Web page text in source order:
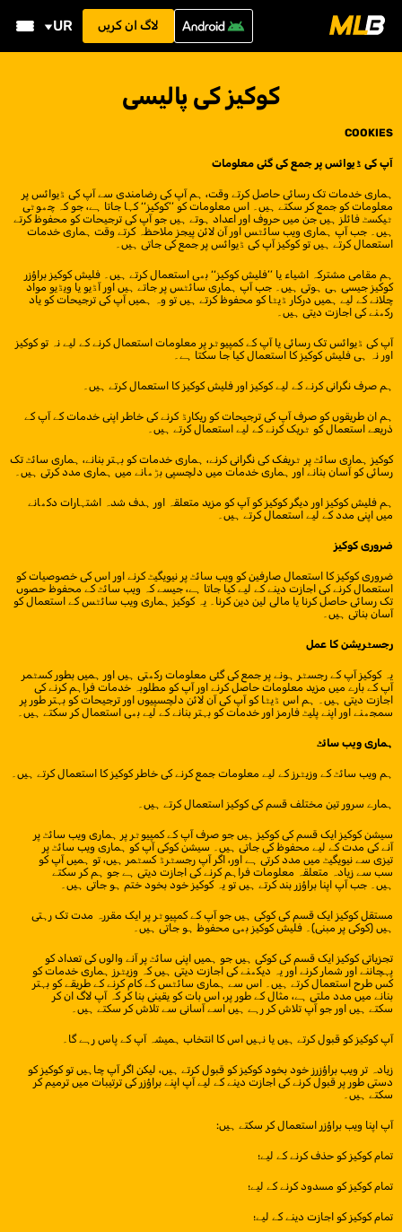
لاگ ان کریں UR
کوکیز کی پالیسی
COOKIES
آپ کی ڈیوائس پر جمع کی گئی معلومات
ہماری خدمات تک رسائی حاصل کرتے وقت، ہم آپ کی رضامندی سے آپ کی ڈیوائس پر
معلومات کو جمع کر سکتے ہیں۔ اس معلومات کو ’’کوکیز‘‘ کہا جاتا ہے، جو کہ چھوٹی
ٹیکسٹ فائلز ہیں جن میں حروف اور اعداد ہوتے ہیں جو آپ کی ترجیحات کو محفوظ کرتے
ہیں۔ جب آپ ہماری ویب سائٹس اور آن لائن پیجز ملاحظہ کرتے وقت ہماری خدمات
استعمال کرتے ہیں تو کوکیز آپ کی ڈیوائس پر جمع کی جاتی ہیں۔
ہم مقامی مشترکہ اشیاء یا ’’فلیش کوکیز‘‘ بھی استعمال کرتے ہیں۔ فلیش کوکیز براؤزر
کوکیز جیسی ہی ہوتی ہیں۔ جب آپ ہماری سائٹس پر جاتے ہیں اور آڈیو یا ویڈیو مواد
چلانے کے لیے ہمیں درکار ڈیٹا کو محفوظ کرتے ہیں تو وہ ہمیں آپ کی ترجیحات کو یاد
رکھنے کی اجازت دیتی ہیں۔
آپ کی ڈیوائس تک رسائی یا آپ کے کمپیوٹر پر معلومات استعمال کرنے کے لیے نہ تو کوکیز
اور نہ ہی فلیش کوکیز کا استعمال کیا جا سکتا ہے۔
ہم صرف نگرانی کرنے کے لیے کوکیز اور فلیش کوکیز کا استعمال کرتے ہیں۔
ہم ان طریقوں کو صرف آپ کی ترجیحات کو ریکارڈ کرنے کی خاطر اپنی خدمات کے آپ کے
ذریعے استعمال کو ٹریک کرنے کے لیے استعمال کرتے ہیں۔
کوکیز ہماری سائٹ پر ٹریفک کی نگرانی کرنے، ہماری خدمات کو بہتر بنانے، ہماری سائٹ تک
رسائی کو آسان بنانے اور ہماری خدمات میں دلچسپی بڑھانے میں ہماری مدد کرتی ہیں۔
ہم فلیش کوکیز اور دیگر کوکیز کو آپ کو مزید متعلقہ اور ہدف شدہ اشتہارات دکھانے
میں اپنی مدد کے لیے استعمال کرتے ہیں۔
ضروری کوکیز
ضروری کوکیز کا استعمال صارفین کو ویب سائٹ پر نیویگیٹ کرنے اور اس کی خصوصیات کو
استعمال کرنے کی اجازت دینے کے لیے کیا جاتا ہے، جیسے کہ ویب سائٹ کے محفوظ حصوں
تک رسائی حاصل کرنا یا مالی لین دین کرنا۔ یہ کوکیز ہماری ویب سائٹس کے استعمال کو
آسان بناتی ہیں۔
رجسٹریشن کا عمل
یہ کوکیز آپ کے رجسٹر ہونے پر جمع کی گئی معلومات رکھتی ہیں اور ہمیں بطور کسٹمر
آپ کے بارے میں مزید معلومات حاصل کرنے اور آپ کو مطلوبہ خدمات فراہم کرنے کی
اجازت دیتی ہیں۔ ہم اس ڈیٹا کو آپ کی آن لائن دلچسپیوں اور ترجیحات کو بہتر طور پر
سمجھنے اور اپنے پلیٹ فارمز اور خدمات کو بہتر بنانے کے لیے بھی استعمال کر سکتے ہیں۔
ہماری ویب سائٹ
ہم ویب سائٹ کے وزیٹرز کے لیے معلومات جمع کرنے کی خاطر کوکیز کا استعمال کرتے ہیں۔
ہمارے سرور تین مختلف قسم کی کوکیز استعمال کرتے ہیں۔
سیشن کوکیز ایک قسم کی کوکیز ہیں جو صرف آپ کے کمپیوٹر پر ہماری ویب سائٹ پر
آنے کی مدت کے لیے محفوظ کی جاتی ہیں۔ سیشن کوکی آپ کو ہماری ویب سائٹ پر
تیزی سے نیویگیٹ میں مدد کرتی ہے اور، اگر آپ رجسٹرڈ کسٹمر ہیں، تو ہمیں آپ کو
سب سے زیادہ متعلقہ معلومات فراہم کرنے کی اجازت دیتی ہے جو ہم کر سکتے
ہیں۔ جب آپ اپنا براؤزر بند کرتے ہیں تو یہ کوکیز خود بخود ختم ہو جاتی ہیں۔
مستقل کوکیز ایک قسم کی کوکی ہیں جو آپ کے کمپیوٹر پر ایک مقررہ مدت تک رہتی
ہیں (کوکی پر مبنی)۔ فلیش کوکیز بھی محفوظ ہو جاتی ہیں۔
تجزیاتی کوکیز ایک قسم کی کوکی ہیں جو ہمیں اپنی سائٹ پر آنے والوں کی تعداد کو
پہچاننے اور شمار کرنے اور یہ دیکھنے کی اجازت دیتی ہیں کہ وزیٹرز ہماری خدمات کو
کس طرح استعمال کرتے ہیں۔ اس سے ہماری سائٹس کے کام کرنے کے طریقے کو بہتر
بنانے میں مدد ملتی ہے، مثال کے طور پر، اس بات کو یقینی بنا کر کہ آپ لاگ ان کر
سکتے ہیں اور جو آپ تلاش کر رہے ہیں اسے آسانی سے تلاش کر سکتے ہیں۔
آپ کوکیز کو قبول کرتے ہیں یا نہیں اس کا انتخاب ہمیشہ آپ کے پاس رہے گا۔
زیادہ تر ویب براؤزرز خود بخود کوکیز کو قبول کرتے ہیں، لیکن اگر آپ چاہیں تو کوکیز کو
دستی طور پر قبول کرنے کی اجازت دینے کے لیے آپ اپنے براؤزر کی ترتیبات میں ترمیم کر
سکتے ہیں۔
آپ اپنا ویب براؤزر استعمال کر سکتے ہیں:
تمام کوکیز کو حذف کرنے کے لیے؛
تمام کوکیز کو مسدود کرنے کے لیے؛
تمام کوکیز کو اجازت دینے کے لیے؛